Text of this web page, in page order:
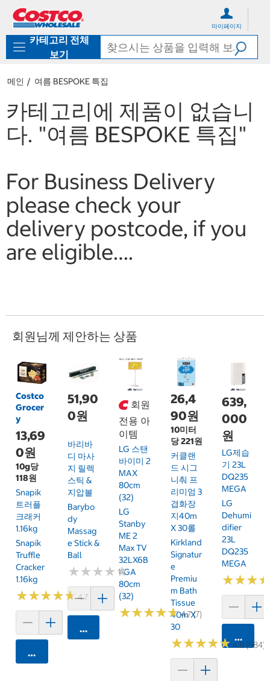
로
기
가
마이페이지
카테고리 전체
보기
메인 여름 BESPOKE 특집
카테고리에 제품이 없습니
다. "여름 BESPOKE 특집"
For Business Delivery
please check your
delivery postcode, if you
are eligible….
회원님께 제안하는 상품
Costco
Grocer
y
13,69
0원
10g당
118원
Snapik
트러플
크래커
1.16kg
Snapik
Truffle
Cracker
1.16kg
★★★★★
★★★★★4.7 (159)
카트에 담기
51,90
0원
바리바
디 마사
지 릴렉
스틱 &
지압볼
Barybo
Dy
Massag
E Stick &
Ball
★★★★★
★★★★★
카트에 담기
회원
전용 아
이템
LG 스탠
바이미 2
MAX
80cm
(32)
LG
Stanby
ME 2
Max TV
32LX6B
KGA
80cm
(32)
★★★★★
★★★★★4.7 (7)
26,4
90원
10미터
당 221원
커클랜
드 시그
니춰 프
리미엄 3
겹화장
지40m
X 30롤
Kirkland
Signatur
E
Premiu
M Bath
Tissue
40m X
30
★★★★★
★★★★★ 4.8 (584)
639,
000
원
LG제습
기 23L
DQ235
MEGA
LG
Dehumi
Difier
23L
DQ235
MEGA
★★★
★★★
카트에